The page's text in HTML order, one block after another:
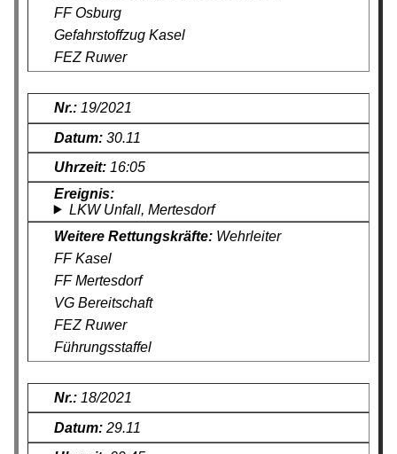
FF Osburg
Gefahrstoffzug Kasel
FEZ Ruwer
19/2021
30.11
16:05
LKW Unfall, Mertesdorf
Wehrleiter
FF Kasel
FF Mertesdorf
VG Bereitschaft
FEZ Ruwer
Führungsstaffel
18/2021
29.11